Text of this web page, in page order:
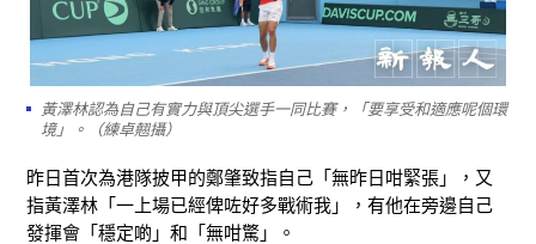
黃澤林認為自己有實力與頂尖選手一同比賽，「要享受和適應呢個環
境」。（練卓翹攝）
昨日首次為港隊披甲的鄭肇致指自己「無昨日咁緊張」，又
指黃澤林「一上場已經俾咗好多戰術我」，有他在旁邊自己
發揮會「穩定啲」和「無咁驚」。